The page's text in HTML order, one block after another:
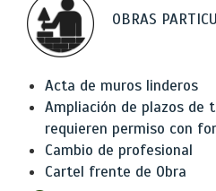
OBRAS
Acta de muros linderos
Ampliación de plazos de
requieren permiso con
Cambio de profesional
Cartel frente de Obra